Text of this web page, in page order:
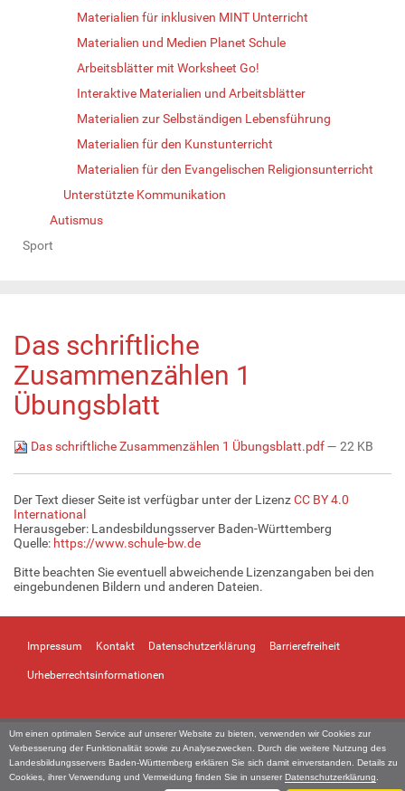
Um einen optimalen Service auf unserer Website zu bieten, verwenden wir Cookies zur
Verbesserung der Funktionalität sowie zu Analysezwecken. Durch die weitere Nutzung des
Landesbildungsservers Baden-Württemberg erklären Sie sich damit einverstanden. Details zu
Cookies, ihrer Verwendung und Vermeidung finden Sie in unserer Datenschutzerklärung
Materialien für inklusiven MINT Unterricht
Materialien und Medien Planet Schule
Arbeitsblätter mit Worksheet Go!
Interaktive Materialien und Arbeitsblätter
Materialien zur Selbständigen Lebensführung
Materialien für den Kunstunterricht
Materialien für den Evangelischen Religionsunterricht
Unterstützte Kommunikation
Autismus
Sport
Das schriftliche
Zusammenzählen 1
Übungsblatt
Das schriftliche Zusammenzählen 1 Übungsblatt.pdf— 22 KB
Der Text dieser Seite ist verfügbar unter der LizenzCC BY 4.0
International
Herausgeber: Landesbildungsserver Baden-Württemberg
Quelle: https://www.schule-bw.de
Bitte beachten Sie eventuell abweichende Lizenzangaben bei den
eingebundenen Bildern und anderen Dateien.
Impressum Kontakt Datenschutzerklärung Barrierefreiheit
Urheberrechtsinformationen